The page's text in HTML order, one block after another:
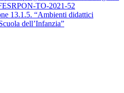
TO-2021-52
13.1.5. “Ambienti didattici
dell’Infanzia”